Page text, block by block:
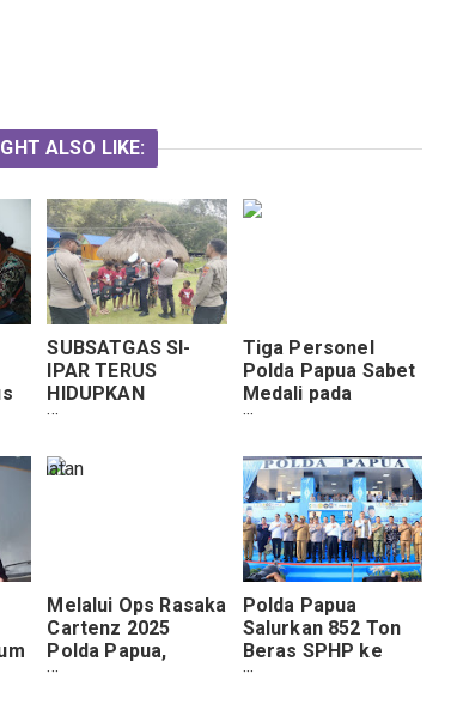
ALSO LIKE:
SUBSATGAS SI-
IPAR TERUS
HIDUPKAN
SEMANGAT
ANAK DI
Tiga Personel
Polda Papua Sabet
Medali pada
Kejurda Atletik
2025
Melalui Ops Rasaka
Cartenz 2025
Polda Papua,
Satgas Keladi Sagu
Polda Papua
Salurkan 852 Ton
Beras SPHP ke
Enam Provinsi,